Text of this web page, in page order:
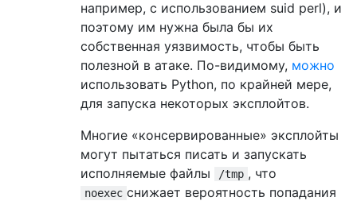
например, с использованием suid perl), и
поэтому им нужна была бы их
собственная уязвимость, чтобы быть
полезной в атаке. По-видимому, можно
использовать Python, по крайней мере,
для запуска некоторых эксплойтов.
Многие «консервированные» эксплойты
могут пытаться писать и запускать
исполняемые файлы
/tmp , что
noexec снижает вероятность попадания